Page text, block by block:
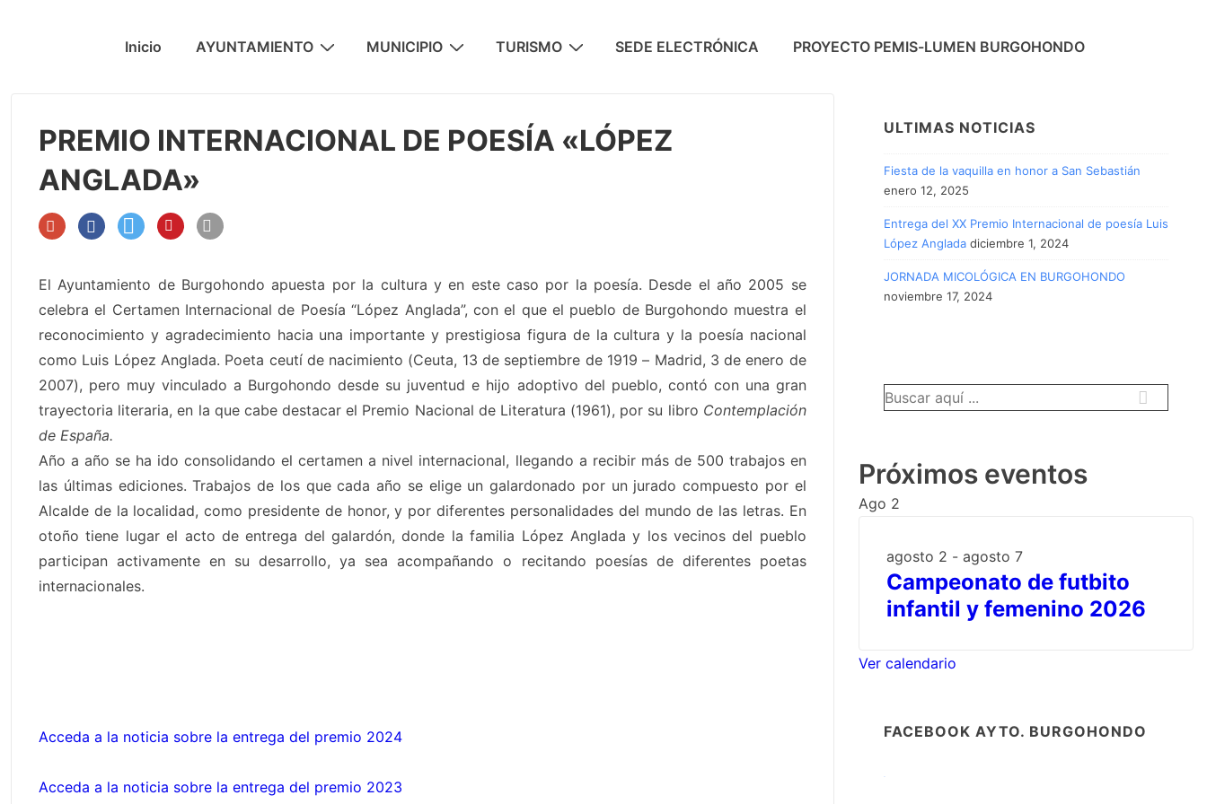
Navegación
Inicio AYUNTAMIENTO MUNICIPIO TURISMO SEDE ELECTRÓNICA PROYECTO PEMIS-LUMEN BURGOHONDO
PREMIO INTERNACIONAL DE POESÍA «LÓPEZ
ANGLADA»
El Ayuntamiento de Burgohondo apuesta por la cultura y en este caso por la poesía. Desde el año 2005 se
celebra el Certamen Internacional de Poesía “López Anglada”, con el que el pueblo de Burgohondo muestra el
reconocimiento y agradecimiento hacia una importante y prestigiosa figura de la cultura y la poesía nacional
como Luis López Anglada. Poeta ceutí de nacimiento (Ceuta, 13 de septiembre de 1919 – Madrid, 3 de enero de
2007), pero muy vinculado a Burgohondo desde su juventud e hijo adoptivo del pueblo, contó con una gran
trayectoria literaria, en la que cabe destacar el Premio Nacional de Literatura (1961), por su libro Contemplación
de España.
Año a año se ha ido consolidando el certamen a nivel internacional, llegando a recibir más de 500 trabajos en
las últimas ediciones. Trabajos de los que cada año se elige un galardonado por un jurado compuesto por el
Alcalde de la localidad, como presidente de honor, y por diferentes personalidades del mundo de las letras. En
otoño tiene lugar el acto de entrega del galardón, donde la familia López Anglada y los vecinos del pueblo
participan activamente en su desarrollo, ya sea acompañando o recitando poesías de diferentes poetas
internacionales.
Acceda a la noticia sobre la entrega del premio 2024
Acceda a la noticia sobre la entrega del premio 2023
ULTIMAS NOTICIAS
Fiesta de la vaquilla en honor a San Sebastián
enero 12, 2025
Entrega del XX Premio Internacional de poesía Luis
López Anglada diciembre 1, 2024
JORNADA MICOLÓGICA EN BURGOHONDO
noviembre 17, 2024
Buscar
por:
Próximos eventos
Ago 2
agosto 2 - agosto 7
Campeonato de futbito
infantil y femenino 2026
Ver calendario
FACEBOOK AYTO. BURGOHONDO